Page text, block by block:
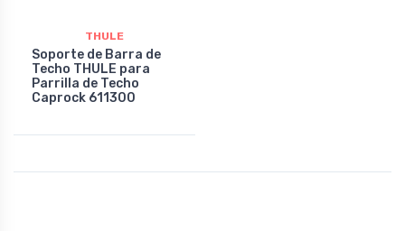
THULE
Soporte de Barra de
Techo THULE para
Parrilla de Techo
Caprock 611300